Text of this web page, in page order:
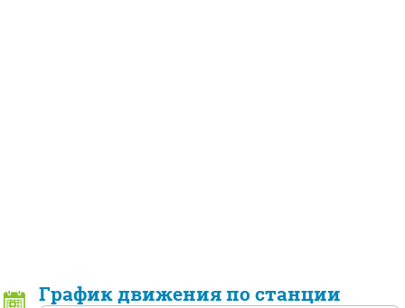
График движения по станции